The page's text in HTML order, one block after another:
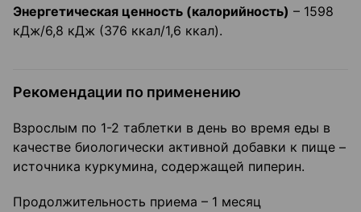
Энергетическая ценность (калорийность) – 1598
кДж/6,8 кДж (376 ккал/1,6 ккал).
Рекомендации по применению
Взрослым по 1-2 таблетки в день во время еды в
качестве биологически активной добавки к пище –
источника куркумина, содержащей пиперин.
Продолжительность приема – 1 месяц